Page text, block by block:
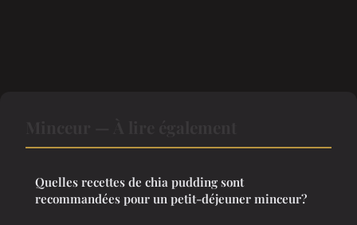
Quelles recettes de chia pudding sont
recommandées pour un petit-déjeuner minceur?